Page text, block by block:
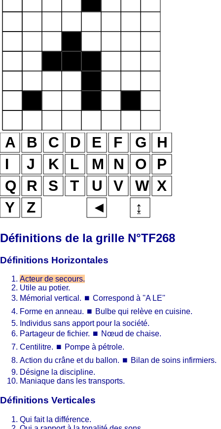
Définitions de la grille N°TF268
Définitions Horizontales
Acteur de secours.
Utile au potier.
Mémorial vertical. ⏹ Correspond à ''A LE''
Forme en anneau. ⏹ Bulbe qui relève en cuisine.
Individus sans apport pour la société.
Partageur de fichier. ⏹ Nœud de chaise.
Centilitre. ⏹ Pompe à pétrole.
Action du crâne et du ballon. ⏹ Bilan de soins infirmiers.
Désigne la discipline.
Maniaque dans les transports.
Définitions Verticales
Qui fait la différence.